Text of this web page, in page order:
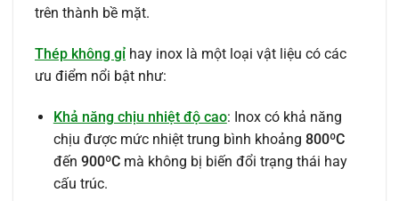
trên thành bề mặt.
Thép không gỉ hay inox là một loại vật liệu có các
ưu điểm nổi bật như:
Khả năng chịu nhiệt độ cao: Inox có khả năng
chịu được mức nhiệt trung bình khoảng 800ºC
đến 900ºCmà không bị biến đổi trạng thái hay
cấu trúc.